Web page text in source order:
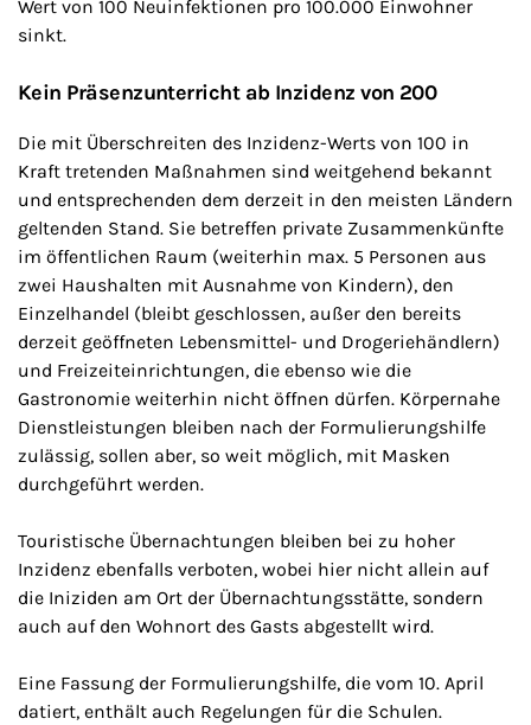
Wert von 100 Neuinfektionen pro 100.000 Einwohner
sinkt.
Kein Präsenzunterricht ab Inzidenz von 200
Die mit Überschreiten des Inzidenz-Werts von 100 in
Kraft tretenden Maßnahmen sind weitgehend bekannt
und entsprechenden dem derzeit in den meisten Ländern
geltenden Stand. Sie betreffen private Zusammenkünfte
im öffentlichen Raum (weiterhin max. 5 Personen aus
zwei Haushalten mit Ausnahme von Kindern), den
Einzelhandel (bleibt geschlossen, außer den bereits
derzeit geöffneten Lebensmittel- und Drogeriehändlern)
und Freizeiteinrichtungen, die ebenso wie die
Gastronomie weiterhin nicht öffnen dürfen. Körpernahe
Dienstleistungen bleiben nach der Formulierungshilfe
zulässig, sollen aber, so weit möglich, mit Masken
durchgeführt werden.
Touristische Übernachtungen bleiben bei zu hoher
Inzidenz ebenfalls verboten, wobei hier nicht allein auf
die Iniziden am Ort der Übernachtungsstätte, sondern
auch auf den Wohnort des Gasts abgestellt wird.
Eine Fassung der Formulierungshilfe, die vom 10. April
datiert, enthält auch Regelungen für die Schulen.